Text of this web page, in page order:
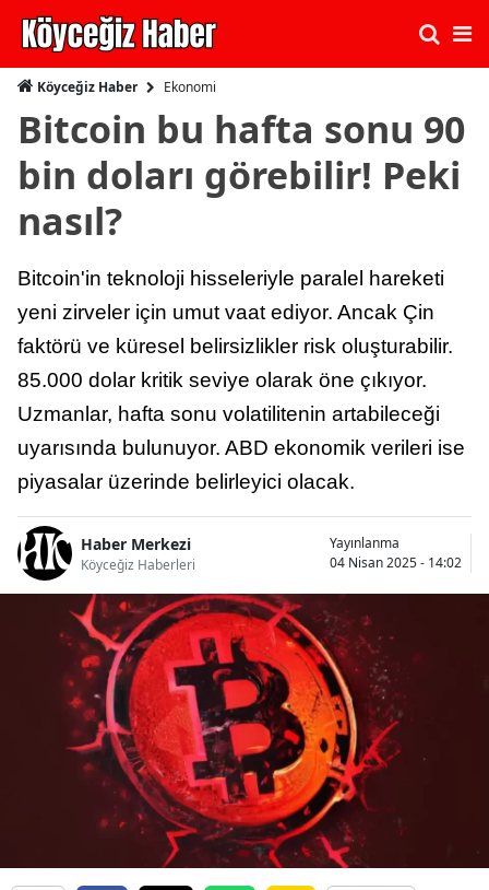
Köyceğiz Haber Ekonomi
Bitcoin bu hafta sonu 90
bin doları görebilir! Peki
nasıl?
Bitcoin'in teknoloji hisseleriyle paralel hareketi
yeni zirveler için umut vaat ediyor. Ancak Çin
faktörü ve küresel belirsizlikler risk oluşturabilir.
85.000 dolar kritik seviye olarak öne çıkıyor.
Uzmanlar, hafta sonu volatilitenin artabileceği
uyarısında bulunuyor. ABD ekonomik verileri ise
piyasalar üzerinde belirleyici olacak.
Haber Merkezi
Köyceğiz Haberleri
Yayınlanma
04 Nisan 2025 - 14:02